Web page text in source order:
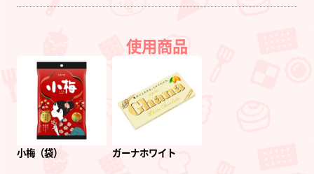
使用商品
小梅（袋） ガーナホワイト